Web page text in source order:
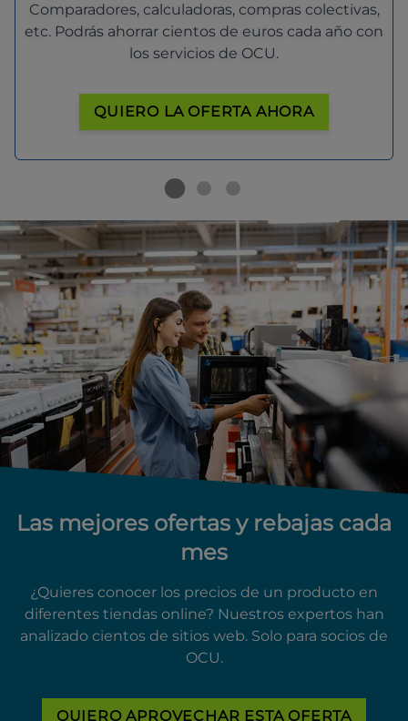
Comparadores, calculadoras, compras colectivas,
etc. Podrás ahorrar cientos de euros cada año con
los servicios de OCU.
QUIERO LA OFERTA AHORA
Las mejores ofertas y rebajas cada
mes
¿Quieres conocer los precios de un producto en
diferentes tiendas online? Nuestros expertos han
analizado cientos de sitios web. Solo para socios de
OCU.
QUIERO APROVECHAR ESTA OFERTA